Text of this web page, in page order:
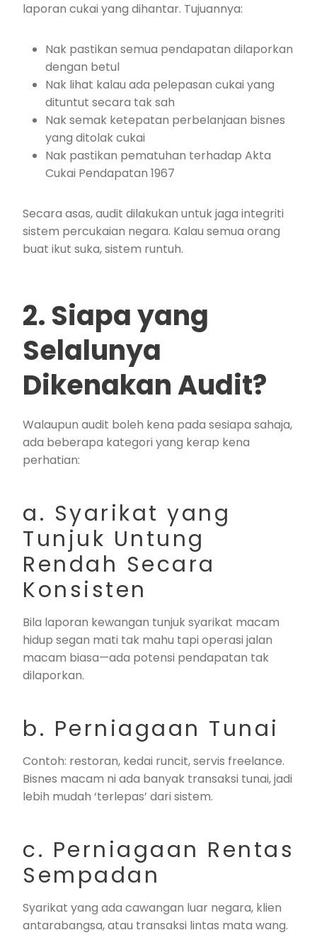
laporan cukai yang dihantar. Tujuannya:
Nak pastikan semua pendapatan dilaporkan
dengan betul
Nak lihat kalau ada pelepasan cukai yang
dituntut secara tak sah
Nak semak ketepatan perbelanjaan bisnes
yang ditolak cukai
Nak pastikan pematuhan terhadap Akta
Cukai Pendapatan 1967
Secara asas, audit dilakukan untuk jaga integriti
sistem percukaian negara. Kalau semua orang
buat ikut suka, sistem runtuh.
2. Siapa yang
Selalunya
Dikenakan Audit?
Walaupun audit boleh kena pada sesiapa sahaja,
ada beberapa kategori yang kerap kena
perhatian:
a. Syarikat yang
Tunjuk Untung
Rendah Secara
Konsisten
Bila laporan kewangan tunjuk syarikat macam
hidup segan mati tak mahu tapi operasi jalan
macam biasa—ada potensi pendapatan tak
dilaporkan.
b. Perniagaan Tunai
Contoh: restoran, kedai runcit, servis freelance.
Bisnes macam ni ada banyak transaksi tunai, jadi
lebih mudah ‘terlepas’ dari sistem.
c. Perniagaan Rentas
Sempadan
Syarikat yang ada cawangan luar negara, klien
antarabangsa, atau transaksi lintas mata wang.